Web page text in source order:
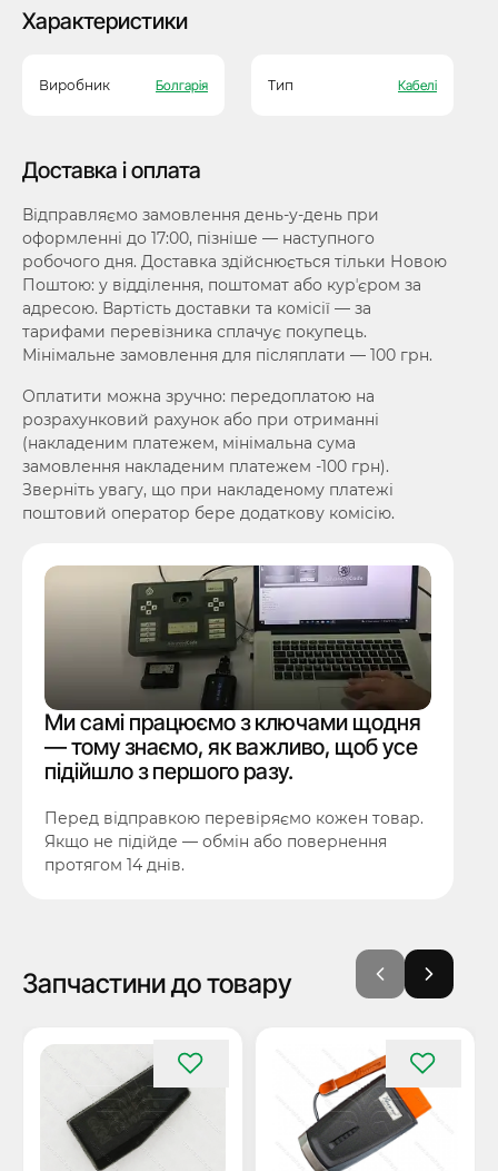
Характеристики
Виробник Болгарія Тип Кабелі
Доставка і оплата
Відправляємо замовлення день-у-день при
оформленні до 17:00, пізніше — наступного
робочого дня. Доставка здійснюється тільки Новою
Поштою: у відділення, поштомат або курʼєром за
адресою. Вартість доставки та комісії — за
тарифами перевізника сплачує покупець.
Мінімальне замовлення для післяплати — 100 грн.
Оплатити можна зручно: передоплатою на
розрахунковий рахунок або при отриманні
(накладеним платежем, мінімальна сума
замовлення накладеним платежем -100 грн).
Зверніть увагу, що при накладеному платежі
поштовий оператор бере додаткову комісію.
Ми самі працюємо з ключами щодня
— тому знаємо, як важливо, щоб усе
підійшло з першого разу.
Перед відправкою перевіряємо кожен товар.
Якщо не підійде — обмін або повернення
протягом 14 днів.
Запчастини до товару